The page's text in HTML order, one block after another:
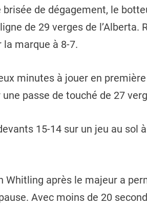
de dégagement, le
de 29 verges de l’Alberta.
marque à 8-7.
minutes à jouer en
passe de touché de 27
15-14 sur un jeu au sol
après le majeur a
Avec moins de 20